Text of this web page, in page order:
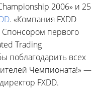
2006» и 25
. «Компания FXDD
Спонсором первого
Trading
поблагодарить всех
Чемпионата!» —
FXDD.